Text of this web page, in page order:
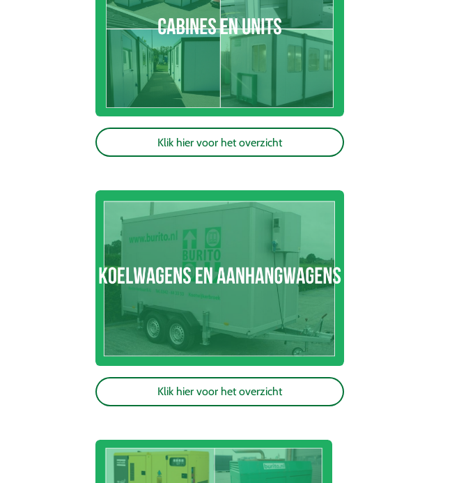
Klik hier voor het overzicht
Klik hier voor het overzicht